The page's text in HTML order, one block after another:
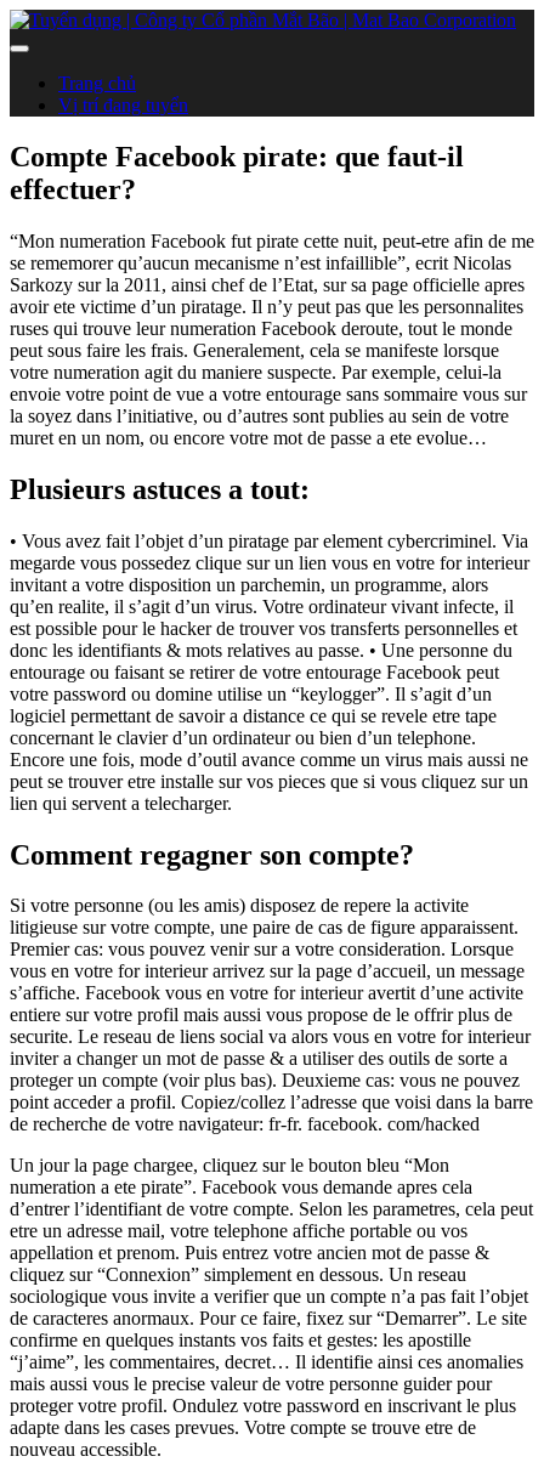
Trang chủ
Vị trí đang tuyển
Compte Facebook pirate: que faut-il
effectuer?
“Mon numeration Facebook fut pirate cette nuit, peut-etre afin de me
se rememorer qu’aucun mecanisme n’est infaillible”, ecrit Nicolas
Sarkozy sur la 2011, ainsi chef de l’Etat, sur sa page officielle apres
avoir ete victime d’un piratage. Il n’y peut pas que les personnalites
ruses qui trouve leur numeration Facebook deroute, tout le monde
peut sous faire les frais. Generalement, cela se manifeste lorsque
votre numeration agit du maniere suspecte. Par exemple, celui-la
envoie votre point de vue a votre entourage sans sommaire vous sur
la soyez dans l’initiative, ou d’autres sont publies au sein de votre
muret en un nom, ou encore votre mot de passe a ete evolue…
Plusieurs astuces a tout:
• Vous avez fait l’objet d’un piratage par element cybercriminel. Via
megarde vous possedez clique sur un lien vous en votre for interieur
invitant a votre disposition un parchemin, un programme, alors
qu’en realite, il s’agit d’un virus. Votre ordinateur vivant infecte, il
est possible pour le hacker de trouver vos transferts personnelles et
donc les identifiants & mots relatives au passe. • Une personne du
entourage ou faisant se retirer de votre entourage Facebook peut
votre password ou domine utilise un “keylogger”. Il s’agit d’un
logiciel permettant de savoir a distance ce qui se revele etre tape
concernant le clavier d’un ordinateur ou bien d’un telephone.
Encore une fois, mode d’outil avance comme un virus mais aussi ne
peut se trouver etre installe sur vos pieces que si vous cliquez sur un
lien qui servent a telecharger.
Comment regagner son compte?
Si votre personne (ou les amis) disposez de repere la activite
litigieuse sur votre compte, une paire de cas de figure apparaissent.
Premier cas: vous pouvez venir sur a votre consideration. Lorsque
vous en votre for interieur arrivez sur la page d’accueil, un message
s’affiche. Facebook vous en votre for interieur avertit d’une activite
entiere sur votre profil mais aussi vous propose de le offrir plus de
securite. Le reseau de liens social va alors vous en votre for interieur
inviter a changer un mot de passe & a utiliser des outils de sorte a
proteger un compte (voir plus bas). Deuxieme cas: vous ne pouvez
point acceder a profil. Copiez/collez l’adresse que voisi dans la barre
de recherche de votre navigateur: fr-fr. facebook. com/hacked
Un jour la page chargee, cliquez sur le bouton bleu “Mon
numeration a ete pirate”. Facebook vous demande apres cela
d’entrer l’identifiant de votre compte. Selon les parametres, cela peut
etre un adresse mail, votre telephone affiche portable ou vos
appellation et prenom. Puis entrez votre ancien mot de passe &
cliquez sur “Connexion” simplement en dessous. Un reseau
sociologique vous invite a verifier que un compte n’a pas fait l’objet
de caracteres anormaux. Pour ce faire, fixez sur “Demarrer”. Le site
confirme en quelques instants vos faits et gestes: les apostille
“j’aime”, les commentaires, decret… Il identifie ainsi ces anomalies
mais aussi vous le precise valeur de votre personne guider pour
proteger votre profil. Ondulez votre password en inscrivant le plus
adapte dans les cases prevues. Votre compte se trouve etre de
nouveau accessible.